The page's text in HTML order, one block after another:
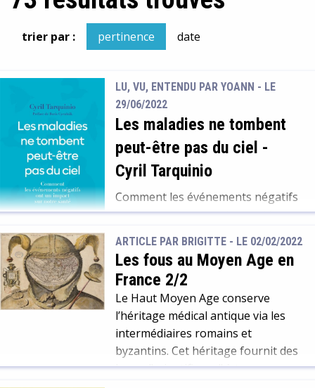
trier par : pertinence date
LU, VU, ENTENDU PAR YOANN - LE
29/06/2022
Les maladies ne tombent
peut-être pas du ciel -
Cyril Tarquinio
Comment les événements négatifs
ont un impact sur notre santé
Dans cet ouvrage, Cyril Tarquinio
va plus loin. Selon lui, les
expériences traumatiques vécues
dans l’enfance ne nous
exposeraient pas seulement à des
troubles psychiques à l’âge adulte.
Des études épidémiologiques
tendent en effet à montrer, qu’ils
ARTICLE PAR BRIGITTE - LE 02/02/2022
Les fous au Moyen Age en
France 2/2
Le Haut Moyen Age conserve
l’héritage médical antique via les
intermédiaires romains et
byzantins. Cet héritage fournit des
bases "scientifiques" à tous ceux